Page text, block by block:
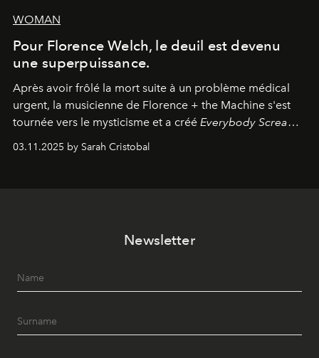
WOMAN
Pour Florence Welch, le deuil est devenu
une superpuissance.
Après avoir frôlé la mort suite à un problème médical
urgent, la musicienne de Florence + the Machine s'est
tournée vers le mysticisme et a créé Everybody Scream
03.11.2025 by Sarah Cristobal
Newsletter